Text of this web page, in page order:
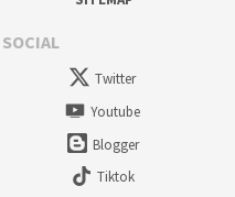
Twitter
Youtube
Blogger
Tiktok